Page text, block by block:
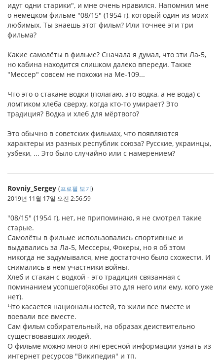
идут одни старики", и мне очень нравился. Напомнил мне
о немецком фильме "08/15" (1954 г), который один из моих
любимых. Ты знаешь этот фильм? Или точнее эти три
фильма?
Какие самолёты в фильме? Сначала я думал, что эти Ла-5,
но кабина находится слишком далеко впереди. Также
"Мессер" совсем не похожи на Me-109...
Что это о стакане водки (полагаю, это водка, а не вода) с
ломтиком хлеба сверху, когда кто-то умирает? Это
традиция? Водка и хлеб для мёртвого?
Это обычно в советских фильмах, что появляются
характеры из разных республик союза? Русские, украинцы,
узбеки, ... Это было случайно или с намерением?
Rovniy_Sergey (프로필 보기)
2019년 11월 17일 오전 2:56:59
"08/15" (1954 г), нет, не припоминаю, я не смотрел такие
старые.
Самолёты в фильме использовались спортивные и
выдавались за Ла-5, Мессеры, Фокеры, но я об этом
никогда не задумывался, мне достаточно было схожести. И
снимались в нем участники войны.
Хлеб и стакан с водкой - это традиция связанная с
поминанием усопшего(якобы это для него или ему, кого уже
нет).
Что касается национальностей, то жили все вместе и
воевали все вместе.
Сам фильм собирательный, на образах деиствительно
существовавших людей.
О фильме можно много интересной информации узнать из
интернет ресурсов "Википедия" и тп.